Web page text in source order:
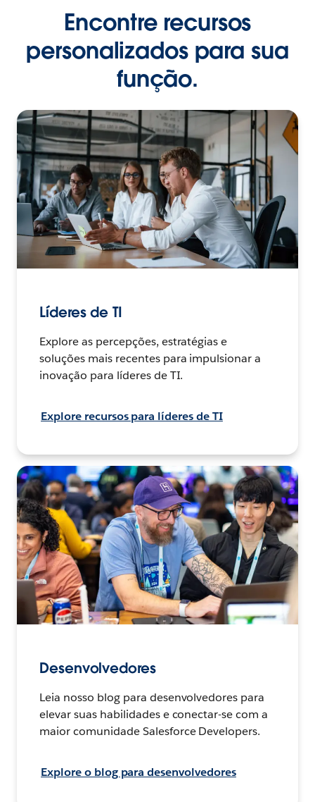
Encontre recursos
personalizados para sua
função.
Líderes de TI
Explore as percepções, estratégias e
soluções mais recentes para impulsionar a
inovação para líderes de TI.
Explore recursos para líderes de TI
Desenvolvedores
Leia nosso blog para desenvolvedores para
elevar suas habilidades e conectar-se com a
maior comunidade Salesforce Developers.
Explore o blog para desenvolvedores